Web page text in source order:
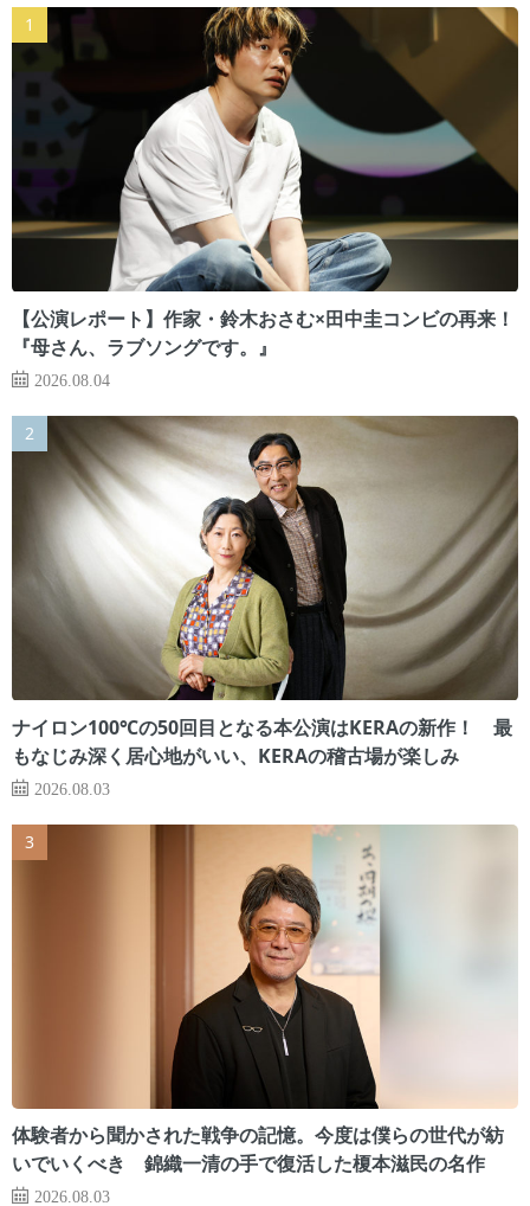
【公演レポート】作家・鈴木おさむ×田中圭コンビの再来！
『母さん、ラブソングです。』
2026.08.04
ナイロン100℃の50回目となる本公演はKERAの新作！ 最
もなじみ深く居心地がいい、KERAの稽古場が楽しみ
2026.08.03
体験者から聞かされた戦争の記憶。今度は僕らの世代が紡
いでいくべき 錦織一清の手で復活した榎本滋民の名作
2026.08.03